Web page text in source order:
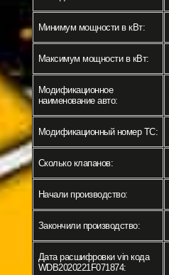
Минимум мощности в кВт:
Максимум мощности в кВт:
Модификационное
наименование авто:
Модификационный номер ТС:
Сколько клапанов:
Начали производство:
Закончили производство:
Дата расшифровки vin кода
WDB2020221F071874: